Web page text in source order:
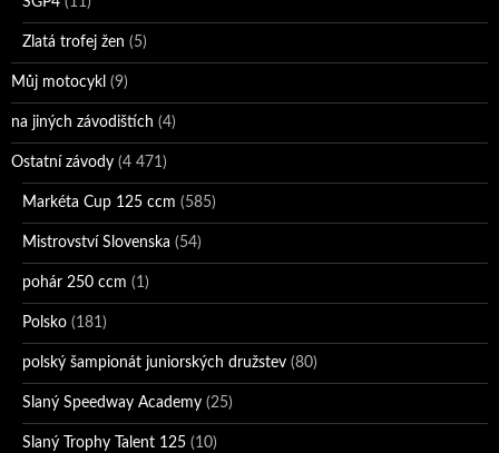
Zlatá trofej žen (5)
Můj motocykl (9)
na jiných závodištích (4)
Ostatní závody (4 471)
Markéta Cup 125 ccm (585)
Mistrovství Slovenska (54)
pohár 250 ccm (1)
Polsko (181)
polský šampionát juniorských družstev (80)
Slaný Speedway Academy (25)
Slaný Trophy Talent 125 (10)